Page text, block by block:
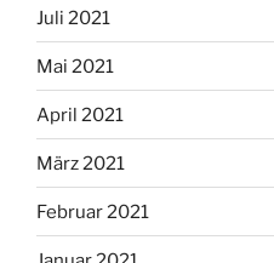
Juli 2021
Mai 2021
April 2021
März 2021
Februar 2021